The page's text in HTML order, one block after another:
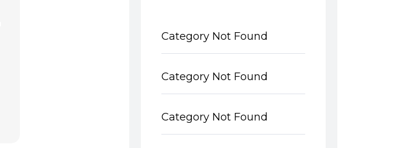
Category Not Found
Category Not Found
Category Not Found